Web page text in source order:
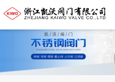
欢迎访问浙江凯沃阀门有限公司官网!
全国统一销